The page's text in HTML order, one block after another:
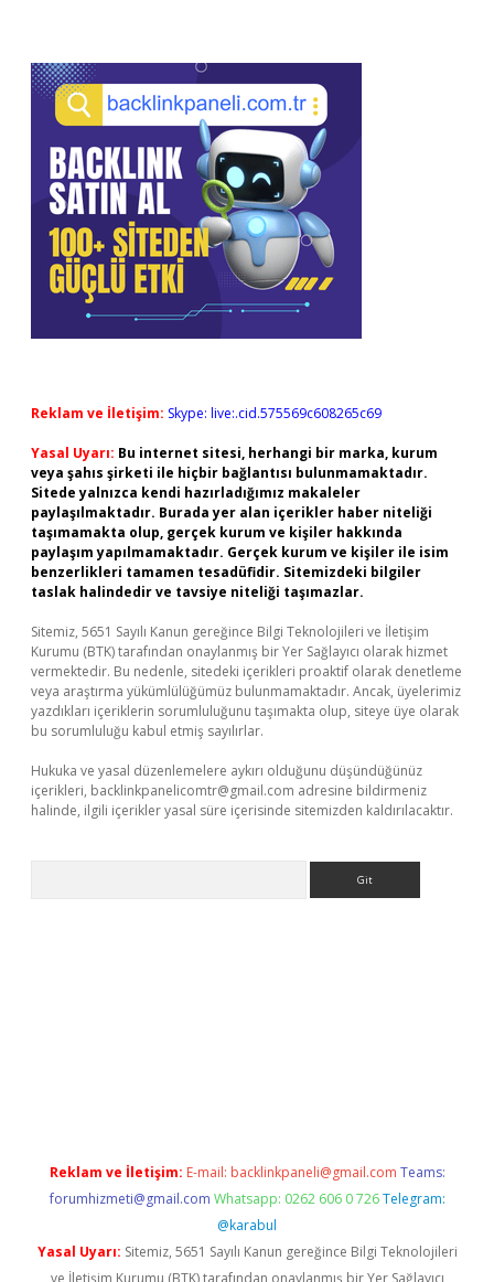
Reklam ve İletişim: Skype: live:.cid.575569c608265c69
Yasal Uyarı: Bu internet sitesi, herhangi bir marka, kurum
veya şahıs şirketi ile hiçbir bağlantısı bulunmamaktadır.
Sitede yalnızca kendi hazırladığımız makaleler
paylaşılmaktadır. Burada yer alan içerikler haber niteliği
taşımamakta olup, gerçek kurum ve kişiler hakkında
paylaşım yapılmamaktadır. Gerçek kurum ve kişiler ile isim
benzerlikleri tamamen tesadüfidir. Sitemizdeki bilgiler
taslak halindedir ve tavsiye niteliği taşımazlar.
Sitemiz, 5651 Sayılı Kanun gereğince Bilgi Teknolojileri ve İletişim
Kurumu (BTK) tarafından onaylanmış bir Yer Sağlayıcı olarak hizmet
vermektedir. Bu nedenle, sitedeki içerikleri proaktif olarak denetleme
veya araştırma yükümlülüğümüz bulunmamaktadır. Ancak, üyelerimiz
yazdıkları içeriklerin sorumluluğunu taşımakta olup, siteye üye olarak
bu sorumluluğu kabul etmiş sayılırlar.
Hukuka ve yasal düzenlemelere aykırı olduğunu düşündüğünüz
içerikleri, backlinkpanelicomtr@gmail.com adresine bildirmeniz
halinde, ilgili içerikler yasal süre içerisinde sitemizden kaldırılacaktır.
Reklam ve İletişim: E-mail: backlinkpaneli@gmail.com Teams:
forumhizmeti@gmail.com Whatsapp: 0262 606 0 726 Telegram:
@karabul
Yasal Uyarı: Sitemiz, 5651 Sayılı Kanun gereğince Bilgi Teknolojileri
ve İletişim Kurumu (BTK) tarafından onaylanmış bir Yer Sağlayıcı